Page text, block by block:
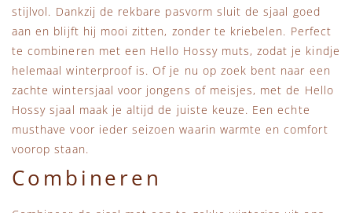
stijlvol. Dankzij de rekbare pasvorm sluit de sjaal goed
aan en blijft hij mooi zitten, zonder te kriebelen. Perfect
te combineren met een Hello Hossy muts, zodat je kindje
helemaal winterproof is. Of je nu op zoek bent naar een
zachte wintersjaal voor jongens of meisjes, met de Hello
Hossy sjaal maak je altijd de juiste keuze. Een echte
musthave voor ieder seizoen waarin warmte en comfort
voorop staan.
Combineren